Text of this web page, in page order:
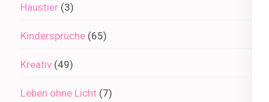
Haustier (3)
Kindersprüche (65)
Kreativ (49)
Leben ohne Licht (7)